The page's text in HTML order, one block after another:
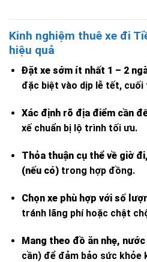
Kinh nghiệm thuê xe đi
hiệu quả
Đặt xe sớm ít nhất 1 – 2
đặc biệt vào dịp lễ tết, cuối
Xác định rõ địa điểm cần
xế chuẩn bị lộ trình tối ưu.
Thỏa thuận cụ thể về giờ
(nếu có)trong hợp đồng.
Chọn xe phù hợp với số
tránh lãng phí hoặc chật
Mang theo đồ ăn nhẹ,
cần) để đảm bảo sức khỏe